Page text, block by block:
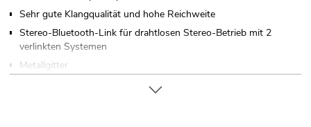
Sehr gute Klangqualität und hohe Reichweite
Stereo-Bluetooth-Link für drahtlosen Stereo-Betrieb mit 2
verlinkten Systemen
Metallgitter